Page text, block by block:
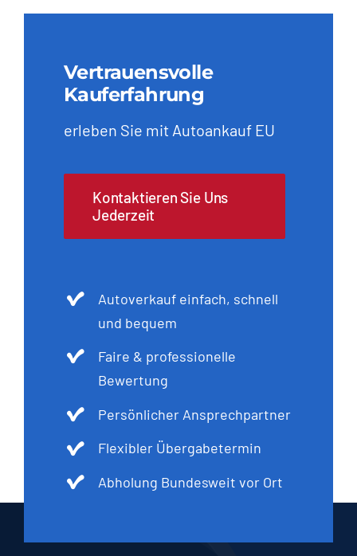
Vertrauensvolle
Kauferfahrung
erleben Sie mit Autoankauf EU
Kontaktieren Sie Uns
Jederzeit
Autoverkauf einfach, schnell
und bequem
Faire & professionelle
Bewertung
Persönlicher Ansprechpartner
Flexibler Übergabetermin
Abholung Bundesweit vor Ort